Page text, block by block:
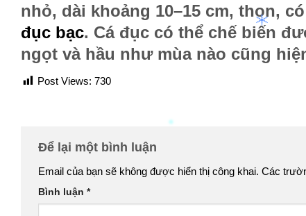
nhỏ, dài khoảng 10–15 cm, thon,
đục bạc. Cá đục có thể chế biến
ngọt và hầu như mùa nào cũng
Post Views: 730
Để lại một bình luận
Email của bạn sẽ không được hiển thị công khai. Các
Bình luận *